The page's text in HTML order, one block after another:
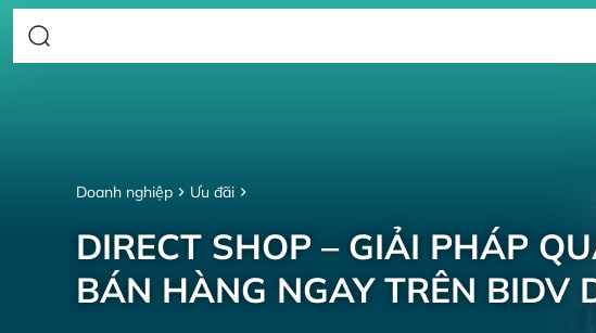
Doanh nghiệp Ưu đãi
DIRECT SHOP – GIẢI PHÁP
BÁN HÀNG NGAY TRÊN BIDV